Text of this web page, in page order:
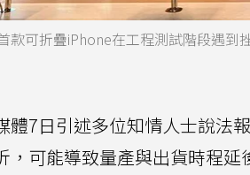
款可折疊iPhone在工程測試階段遇到
體7日引述多位知情人士說法報
，可能導致量產與出貨時程